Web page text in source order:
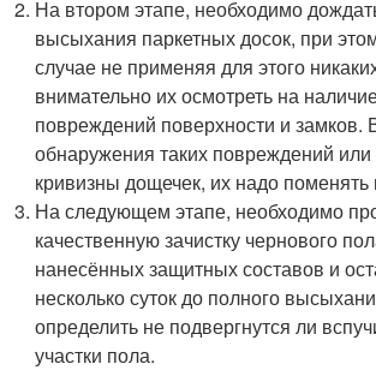
На втором этапе, необходимо
высыхания паркетных досок, при
случае не применяя для этого
внимательно их осмотреть на
повреждений поверхности и замков.
обнаружения таких повреждений
кривизны дощечек, их надо
На следующем этапе, необходимо
качественную зачистку чернового
нанесённых защитных составов и
несколько суток до полного
определить не подвергнутся ли
участки пола.